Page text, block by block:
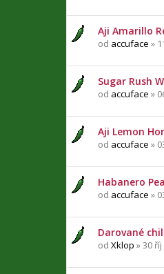
Aji Amarillo
od accuface »
Sugar Rush
od accuface »
Aji Lemon
od accuface »
Habanero
od accuface »
Darované
od Xklop » 30